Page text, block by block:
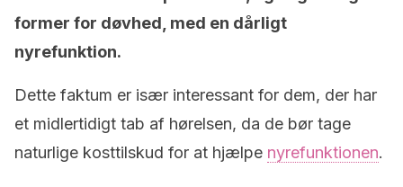
former for døvhed, med en dårligt
nyrefunktion.
Dette faktum er især interessant for dem, der har
et midlertidigt tab af hørelsen, da de bør tage
naturlige kosttilskud for at hjælpe nyrefunktionen.